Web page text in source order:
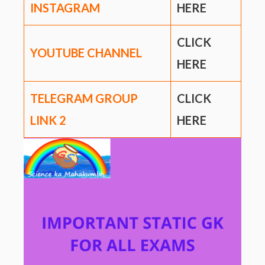
INSTAGRAM
HERE
YOUTUBE CHANNEL
CLICK
HERE
TELEGRAM GROUP
LINK 2
CLICK
HERE